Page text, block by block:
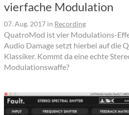
vierfache Modulation
07. Aug. 2017 in Recording
QuatroMod ist vier Modulations-
Audio Damage setzt hierbei auf die
Klassiker. Kommt da eine echte
Modulationswaffe?